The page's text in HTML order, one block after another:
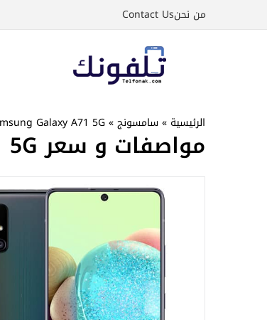
من نحنContact Us
الرئيسية »سامسونج»
Galaxy A71 5G
مواصفات و سعر Samsung Galaxy A71 5G